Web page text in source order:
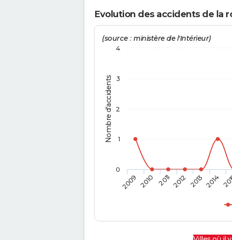
Evolution des accidents de la
Nombre d'accidents
(source : ministère de l'Intérieur)
2009 2010 2011 2012 2013 2014
0
1
2
3
4